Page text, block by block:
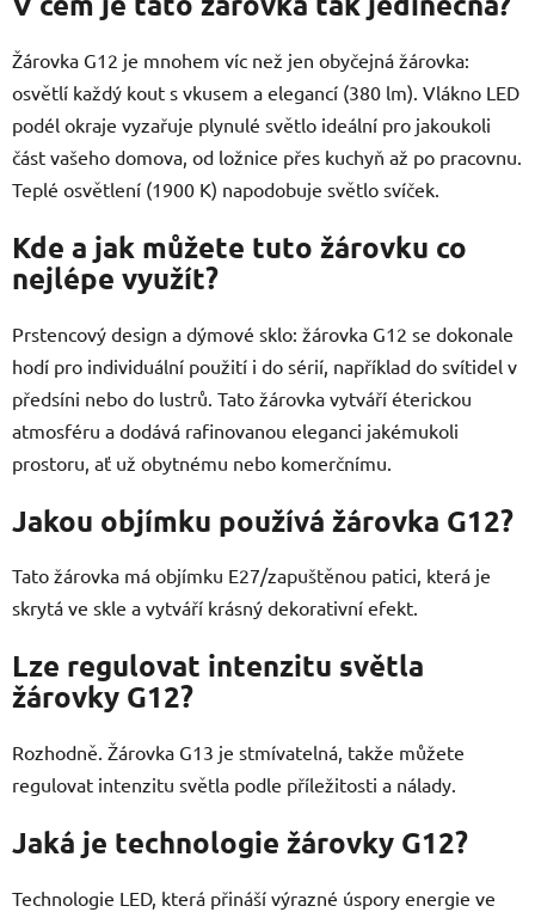
Žárovka G12 je mnohem víc než jen obyčejná žárovka:
osvětlí každý kout s vkusem a elegancí (380 lm). Vlákno LED
podél okraje vyzařuje plynulé světlo ideální pro jakoukoli
část vašeho domova, od ložnice přes kuchyň až po pracovnu.
Teplé osvětlení (1900 K) napodobuje světlo svíček.
Kde a jak můžete tuto žárovku co
nejlépe využít?
Prstencový design a dýmové sklo: žárovka G12 se dokonale
hodí pro individuální použití i do sérií, například do svítidel v
předsíni nebo do lustrů. Tato žárovka vytváří éterickou
atmosféru a dodává rafinovanou eleganci jakémukoli
prostoru, ať už obytnému nebo komerčnímu.
Jakou objímku používá žárovka G12?
Tato žárovka má objímku E27/zapuštěnou patici, která je
skrytá ve skle a vytváří krásný dekorativní efekt.
Lze regulovat intenzitu světla
žárovky G12?
Rozhodně. Žárovka G13 je stmívatelná, takže můžete
regulovat intenzitu světla podle příležitosti a nálady.
Jaká je technologie žárovky G12?
Technologie LED, která přináší výrazné úspory energie ve